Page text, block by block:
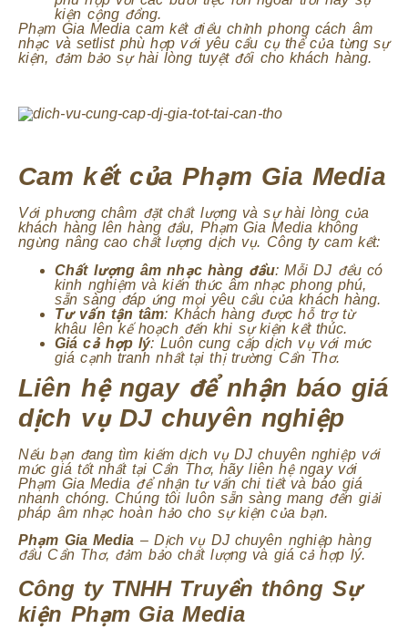
kiện cộng đồng.
Phạm Gia Media cam kết điều chỉnh phong cách âm
nhạc và setlist phù hợp với yêu cầu cụ thể của từng sự
kiện, đảm bảo sự hài lòng tuyệt đối cho khách hàng.
Cam kết của Phạm Gia Media
Với phương châm đặt chất lượng và sự hài lòng của
khách hàng lên hàng đầu, Phạm Gia Media không
ngừng nâng cao chất lượng dịch vụ. Công ty cam kết:
Chất lượng âm nhạc hàng đầu: Mỗi DJ đều có
kinh nghiệm và kiến thức âm nhạc phong phú,
sẵn sàng đáp ứng mọi yêu cầu của khách hàng.
Tư vấn tận tâm: Khách hàng được hỗ trợ từ
khâu lên kế hoạch đến khi sự kiện kết thúc.
Giá cả hợp lý: Luôn cung cấp dịch vụ với mức
giá cạnh tranh nhất tại thị trường Cần Thơ.
Liên hệ ngay để nhận báo giá
dịch vụ DJ chuyên nghiệp
Nếu bạn đang tìm kiếm dịch vụ DJ chuyên nghiệp với
mức giá tốt nhất tại Cần Thơ, hãy liên hệ ngay với
Phạm Gia Media để nhận tư vấn chi tiết và báo giá
nhanh chóng. Chúng tôi luôn sẵn sàng mang đến giải
pháp âm nhạc hoàn hảo cho sự kiện của bạn.
Phạm Gia Media – Dịch vụ DJ chuyên nghiệp hàng
đầu Cần Thơ, đảm bảo chất lượng và giá cả hợp lý.
Công ty TNHH Truyền thông Sự
kiện Phạm Gia Media